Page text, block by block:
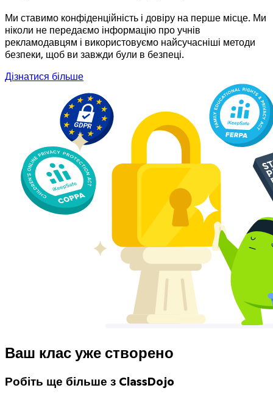
Ми ставимо конфіденційність і довіру на перше місце. Ми
ніколи не передаємо інформацію про учнів
рекламодавцям і використовуємо найсучасніші методи
безпеки, щоб ви завжди були в безпеці.
Дізнатися більше
Ваш клас уже створено
Робіть ще більше з ClassDojo